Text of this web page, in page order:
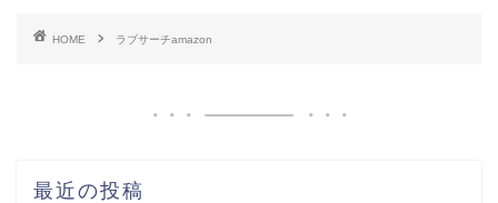
HOME ラブサーチamazon
最近の投稿